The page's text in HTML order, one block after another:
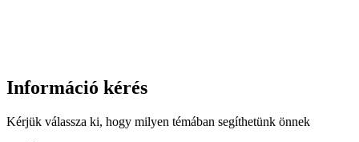
Információ kérés
Kérjük válassza ki, hogy milyen témában segíthetünk önnek